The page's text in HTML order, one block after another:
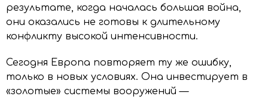
результате, когда началась большая война,
они оказались не готовы к длительному
конфликту высокой интенсивности.
Сегодня Европа повторяет ту же ошибку,
только в новых условиях. Она инвестирует в
«золотые» системы вооружений —